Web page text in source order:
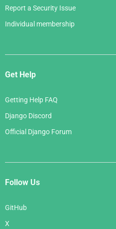
Report a Security Issue
Individual membership
Get Help
Getting Help FAQ
Django Discord
Official Django Forum
Follow Us
GitHub
X